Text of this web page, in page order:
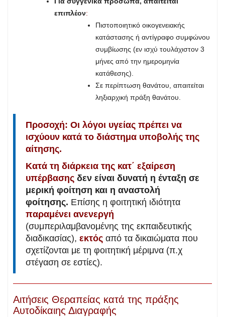
επιπλέον:
Πιστοποιητικό οικογενειακής
κατάστασης ή αντίγραφο συμφώνου
συμβίωσης (εν ισχύ τουλάχιστον 3
μήνες από την ημερομηνία
κατάθεσης).
Σε περίπτωση θανάτου, απαιτείται
ληξιαρχική πράξη θανάτου.
Προσοχή: Οι λόγοι υγείας πρέπει να
ισχύουν κατά το διάστημα υποβολής της
αίτησης.
Κατά τη διάρκεια της κατ΄ εξαίρεση
υπέρβασης δεν είναι δυνατή η ένταξη σε
μερική φοίτηση και η αναστολή
φοίτησης. Επίσης η φοιτητική ιδιότητα
παραμένει ανενεργή
(συμπεριλαμβανομένης της εκπαιδευτικής
διαδικασίας), εκτός από τα δικαιώματα που
σχετίζονται με τη φοιτητική μέριμνα (π.χ
στέγαση σε εστίες).
Αιτήσεις Θεραπείας κατά της πράξης
Αυτοδίκαιης Διαγραφής